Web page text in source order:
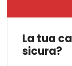
La tua
sicura?